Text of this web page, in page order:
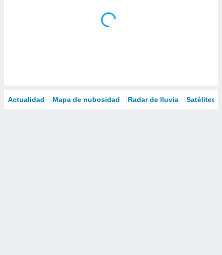
Actualidad Mapa de nubosidad Radar de lluvia Satélites